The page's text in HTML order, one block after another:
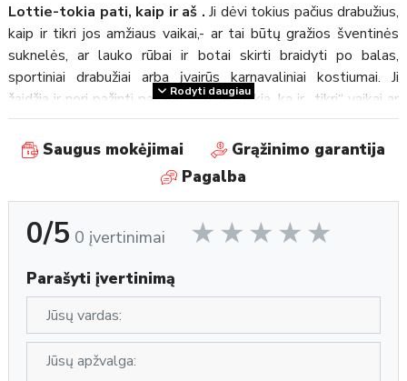
Lottie-tokia pati, kaip ir aš . Ji dėvi tokius pačius drabužius,
kaip ir tikri jos amžiaus vaikai,- ar tai būtų gražios šventinės
suknelės, ar lauko rūbai ir botai skirti braidyti po balas,
sportiniai drabužiai arba įvairūs karnavaliniai kostiumai. Ji
žaidžia ir nori pažinti pasaulį. Lottie veikia, ką ir „tikri“ vaikai ar
tai „mergaitiški“ užsiėmimai tokie, kaip baletas, šokiai,
žvaigždžių stebėjimai ar braidžiojimai po balas. Ji nebijo
išsipurvinti lauke, būti sportiška ir aktyvi. Gali apsirengti ir
karaliene, ir pirate, ir net super heroje. Lottie yra už tikrą
vaikystę!
Lottie skatina vaikus būti sportiškais ir daug laiko
kojas prie klubų galima sukioti. Lottie galva sukiojasi į šonus ir
ji gali padaryti špagatą, kas praverčia žaidžiant ir atliekant
gimnastikos bei karatė pratimus.
Aukšto kokybės audiniai ir plaukai.
Rodyti daugiau
Saugus mokėjimai
Grąžinimo garantija
Pagalba
0/5 0 įvertinimai
Parašyti įvertinimą